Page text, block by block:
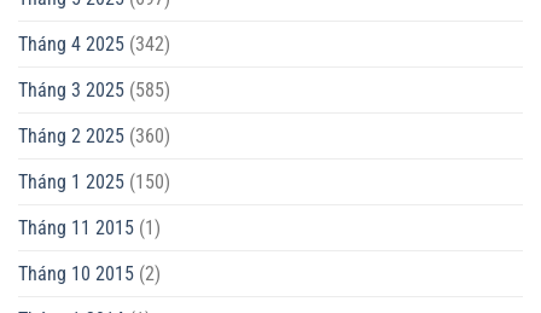
Tháng 4 2025 (342)
Tháng 3 2025 (585)
Tháng 2 2025 (360)
Tháng 1 2025 (150)
Tháng 11 2015 (1)
Tháng 10 2015 (2)